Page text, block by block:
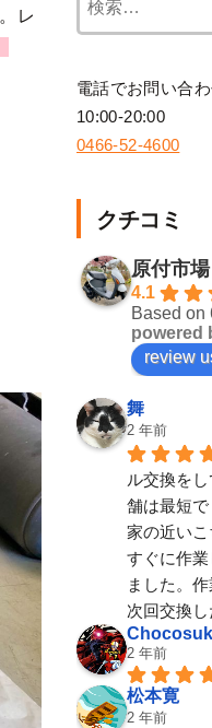
レ
電話でお問い合
10:00-20:00
0466-52-4600
クチコミ
原付市場
4.1
Based on
powered
review
舞
2 年前
ル交換を
舗は最短
家の近い
すぐに作
ました。
次回交換
2 年前
松本寛
2 年前